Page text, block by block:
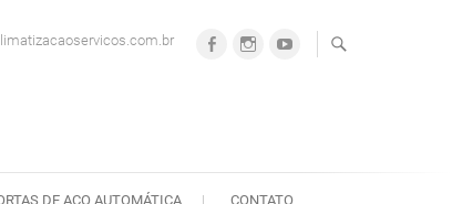
FacebookInstagramYoutube
DE AÇO AUTOMÁTICA CONTATO